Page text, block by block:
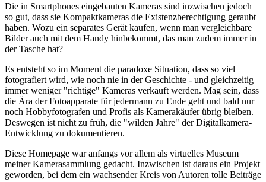
Die in Smartphones eingebauten Kameras sind inzwischen jedoch
so gut, dass sie Kompaktkameras die Existenzberechtigung geraubt
haben. Wozu ein separates Gerät kaufen, wenn man vergleichbare
Bilder auch mit dem Handy hinbekommt, das man zudem immer in
der Tasche hat?
Es entsteht so im Moment die paradoxe Situation, dass so viel
fotografiert wird, wie noch nie in der Geschichte - und gleichzeitig
immer weniger "richtige" Kameras verkauft werden. Mag sein, dass
die Ära der Fotoapparate für jedermann zu Ende geht und bald nur
noch Hobbyfotografen und Profis als Kamerakäufer übrig bleiben.
Deswegen ist nicht zu früh, die "wilden Jahre" der Digitalkamera-
Entwicklung zu dokumentieren.
Diese Homepage war anfangs vor allem als virtuelles Museum
meiner Kamerasammlung gedacht. Inzwischen ist daraus ein Projekt
geworden, bei dem ein wachsender Kreis von Autoren tolle Beiträge